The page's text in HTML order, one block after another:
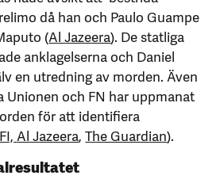
då han och Paulo Guampe
(Al Jazeera). De statliga
anklagelserna och Daniel
en utredning av morden. Även
Unionen och FN har uppmanat
för att identifiera
Al Jazeera,The Guardian).